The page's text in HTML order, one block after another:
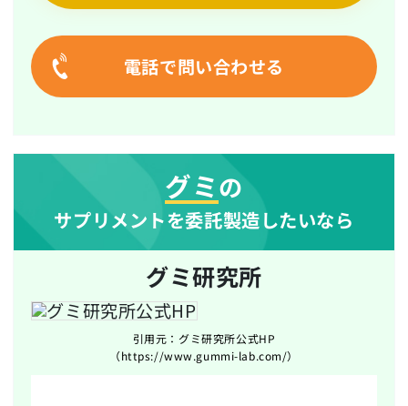
電話で問い合わせる
グミの
サプリメントを委託製造したいなら
グミ研究所
引用元：グミ研究所公式HP
（https://www.gummi-lab.com/）